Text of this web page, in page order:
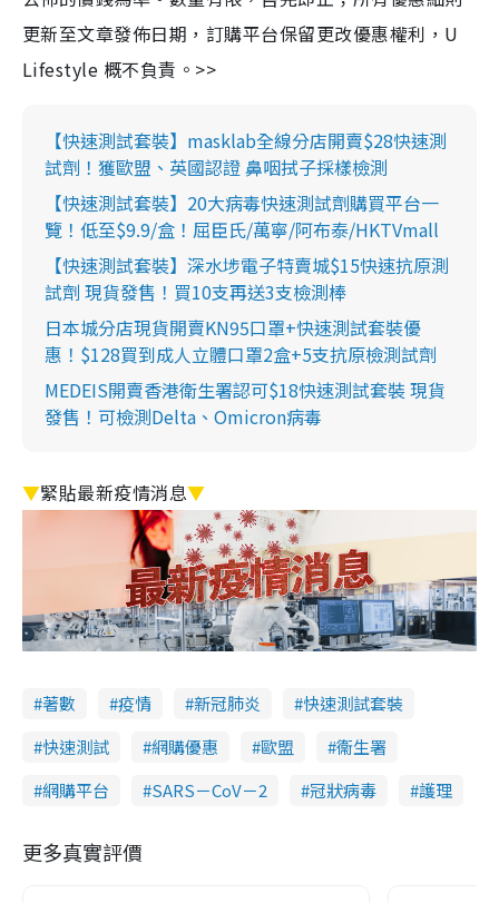
更新至文章發佈日期，訂購平台保留更改優惠權利，U
Lifestyle 概不負責。>>
【快速測試套裝】masklab全線分店開賣$28快速測
試劑！獲歐盟、英國認證 鼻咽拭子採樣檢測
【快速測試套裝】20大病毒快速測試劑購買平台一
覽！低至$9.9/盒！屈臣氏/萬寧/阿布泰/HKTVmall
【快速測試套裝】深水埗電子特賣城$15快速抗原測
試劑 現貨發售！買10支再送3支檢測棒
日本城分店現貨開賣KN95口罩+快速測試套裝優
惠！$128買到成人立體口罩2盒+5支抗原檢測試劑
MEDEIS開賣香港衛生署認可$18快速測試套裝 現貨
發售！可檢測Delta、Omicron病毒
▼緊貼最新疫情消息▼
著數 疫情 新冠肺炎
快速測試套裝
快速測試
網購優惠 歐盟
衞生署
網購平台
SARS－CoV－2 冠狀病毒 護理
更多真實評價